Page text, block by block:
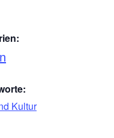
Kultur